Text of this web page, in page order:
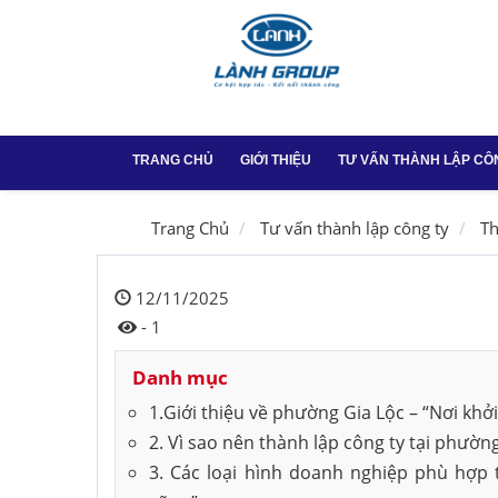
TRANG CHỦ GIỚI THIỆU TƯ VẤN THÀNH LẬP
Thành lập công ty
Thành lập công
Vũng Tàu
Trang Chủ Tư vấn thành lập công ty
12/11/2025
- 1
Danh mục
1.Giới thiệu về phường Gia Lộc – “Nơi
2️. Vì sao nên thành lập công ty tại
3️. Các loại hình doanh nghiệp phù